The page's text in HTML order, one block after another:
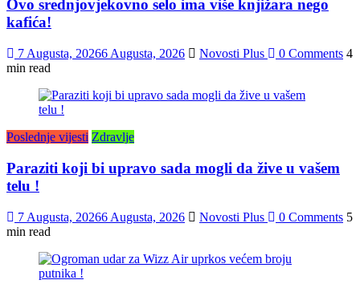
Ovo srednjovjekovno selo ima više knjižara nego
kafića!
7 Augusta, 20266 Augusta, 2026 Novosti Plus 0 Comments 4
min read
Poslednje vijesti Zdravlje
Paraziti koji bi upravo sada mogli da žive u vašem
telu !
7 Augusta, 20266 Augusta, 2026 Novosti Plus 0 Comments 5
min read